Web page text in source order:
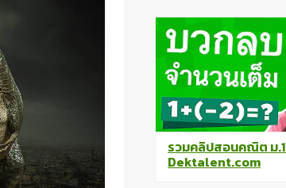
รวมคลิปสอนคณิต ม.1
Dektalent.com